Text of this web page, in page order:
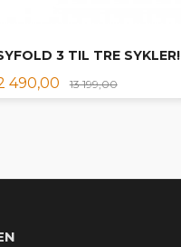
3 TIL TRE SYKLER!
490,00 13 199,00Rabatt